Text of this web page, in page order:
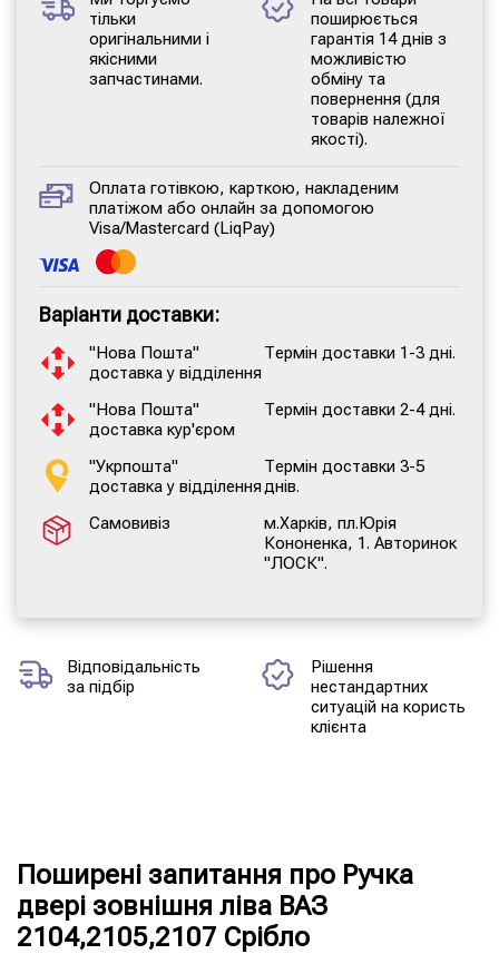
тільки
оригінальними і
якісними
запчастинами.
поширюється
гарантія 14 днів з
можливістю
обміну та
повернення (для
товарів належної
якості).
Оплата готівкою, карткою, накладеним
платіжом або онлайн за допомогою
Visa/Mastercard (LiqPay)
Варіанти доставки:
"Нова Пошта"
доставка у відділення
Термін доставки 1-3 дні.
"Нова Пошта"
доставка кур'єром
Термін доставки 2-4 дні.
"Укрпошта"
доставка у відділення
Термін доставки 3-5
днів.
Самовивіз
м.Харків, пл.Юрія
Кононенка, 1. Авторинок
"ЛОСК".
Відповідальність
за підбір
Рішення
нестандартних
ситуацій на користь
клієнта
Поширені запитання про Ручка
двері зовнішня ліва ВАЗ
2104,2105,2107 Срібло